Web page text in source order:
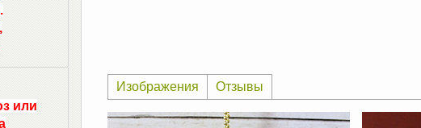
Изображения Отзывы
или